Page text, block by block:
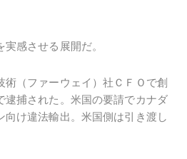
感させる展開だ。
術（ファーウェイ）社ＣＦＯで創
逮捕された。米国の要請でカナダ
け違法輸出。米国側は引き渡し